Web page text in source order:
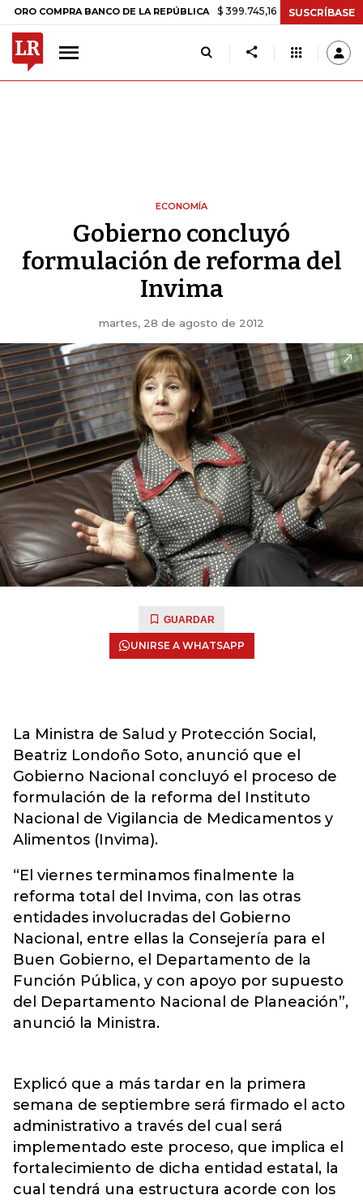
BANCO DE LA REPÚBLICA $ 399.745,16 +$ 2.295,71 +0,58%
SUSCRÍBASE
ECONOMÍA
Gobierno concluyó
formulación de reforma del
Invima
martes, 28 de agosto de 2012
GUARDAR
UNIRSE A WHATSAPP
La Ministra de Salud y Protección Social,
Beatriz Londoño Soto, anunció que el
Gobierno Nacional concluyó el proceso de
formulación de la reforma del Instituto
Nacional de Vigilancia de Medicamentos y
Alimentos (Invima).
“El viernes terminamos finalmente la
reforma total del Invima, con las otras
entidades involucradas del Gobierno
Nacional, entre ellas la Consejería para el
Buen Gobierno, el Departamento de la
Función Pública, y con apoyo por supuesto
del Departamento Nacional de Planeación”,
anunció la Ministra.
Explicó que a más tardar en la primera
semana de septiembre será firmado el acto
administrativo a través del cual será
implementado este proceso, que implica el
fortalecimiento de dicha entidad estatal, la
cual tendrá una estructura acorde con los